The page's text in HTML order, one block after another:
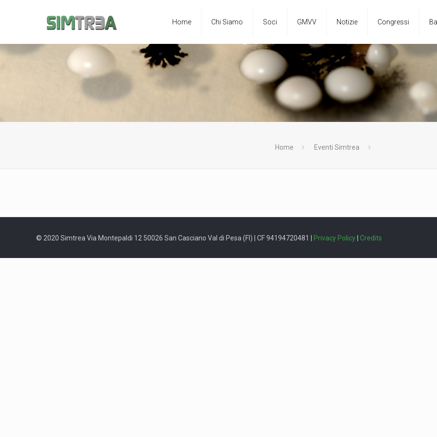
Home Chi Siamo Soci GMVV Notizie Congressi
Home Eventi Simtrea
© 2020 Simtrea Via Montepaldi 12 50026 San Casciano Val di Pesa (FI) | CF 94194720481 | Privacy Policy |Credits